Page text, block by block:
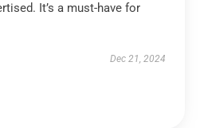
It’s a must-have for
Dec 21, 2024